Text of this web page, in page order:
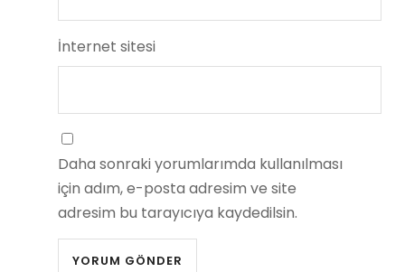
İnternet sitesi
Daha sonraki yorumlarımda kullanılması
için adım, e-posta adresim ve site
adresim bu tarayıcıya kaydedilsin.